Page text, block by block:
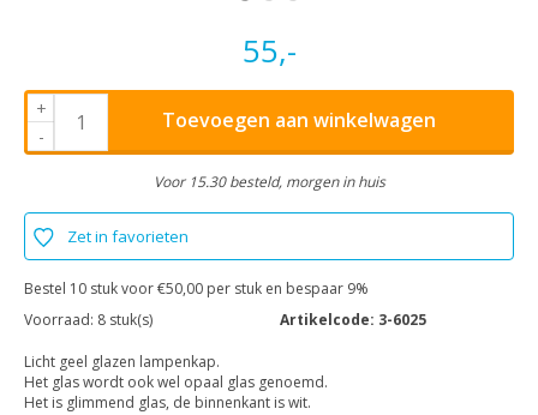
55,-
+
-
Toevoegen aan winkelwagen
Voor 15.30 besteld, morgen in huis
Zet in favorieten
Bestel 10 stuk voor €50,00 per stuk en bespaar 9%
Voorraad: 8 stuk(s) Artikelcode: 3-6025
Licht geel glazen lampenkap.
Het glas wordt ook wel opaal glas genoemd.
Het is glimmend glas, de binnenkant is wit.